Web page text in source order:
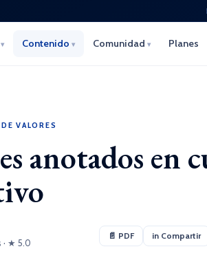
▾ Contenido ▾ Comunidad ▾ Planes
VALORES
anotados en
· ★ 5.0
📄 PDF in Compartir